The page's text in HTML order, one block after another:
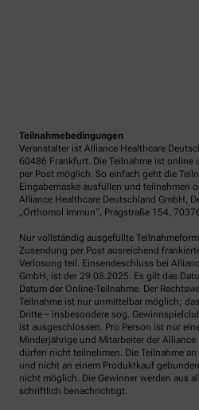
Teilnahmebedingungen
Veranstalter ist Alliance Healthcare
60486 Frankfurt. Die Teilnahme ist online
per Post möglich. So einfach geht die
Eingabemaske ausfüllen und teilnehmen
Alliance Healthcare Deutschland GmbH,
„Orthomol Immun“, Pragstraße 154,
Nur vollständig ausgefüllte
Zusendung per Post ausreichend
Verlosung teil. Einsendeschluss bei
GmbH, ist der 29.08.2025. Es gilt das
Datum der Online-Teilnahme. Der
Teilnahme ist nur unmittelbar möglich;
Dritte – insbesondere sog.
ist ausgeschlossen. Pro Person ist nur
Minderjährige und Mitarbeiter der Alliance
dürfen nicht teilnehmen. Die Teilnahme
und nicht an einem Produktkauf
nicht möglich. Die Gewinner werden aus
schriftlich benachrichtigt.